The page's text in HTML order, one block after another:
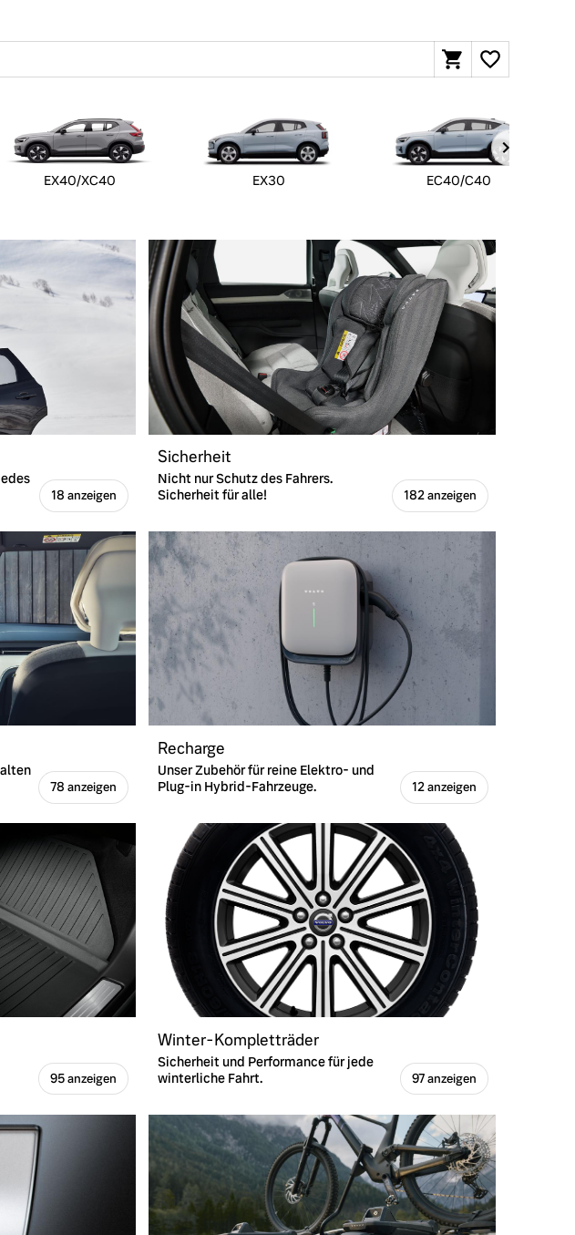
EX40/XC40 EX30 EC40/C40
18 anzeigen
Sicherheit
Nicht nur Schutz des Fahrers.
Sicherheit für alle!
182 anzeigen
78 anzeigen
Recharge
Unser Zubehör für reine Elektro- und
Plug-in Hybrid-Fahrzeuge.
12 anzeigen
95 anzeigen
Winter-Kompletträder
Sicherheit und Performance für jede
winterliche Fahrt.
97 anzeigen